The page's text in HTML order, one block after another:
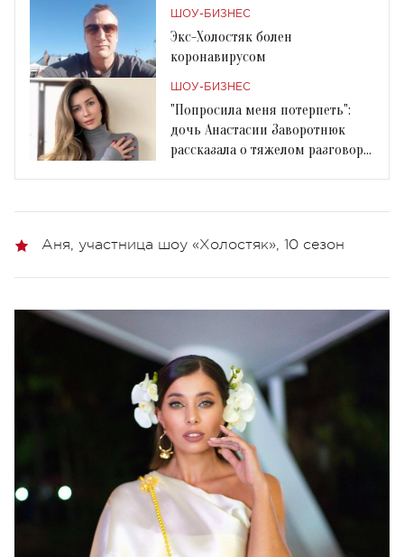
ШОУ-БИЗНЕС
Экс-Холостяк болен
коронавирусом
ШОУ-БИЗНЕС
"Попросила меня потерпеть":
дочь Анастасии Заворотнюк
рассказала о тяжелом разговоре
Аня, участница шоу «Холостяк», 10 сезон